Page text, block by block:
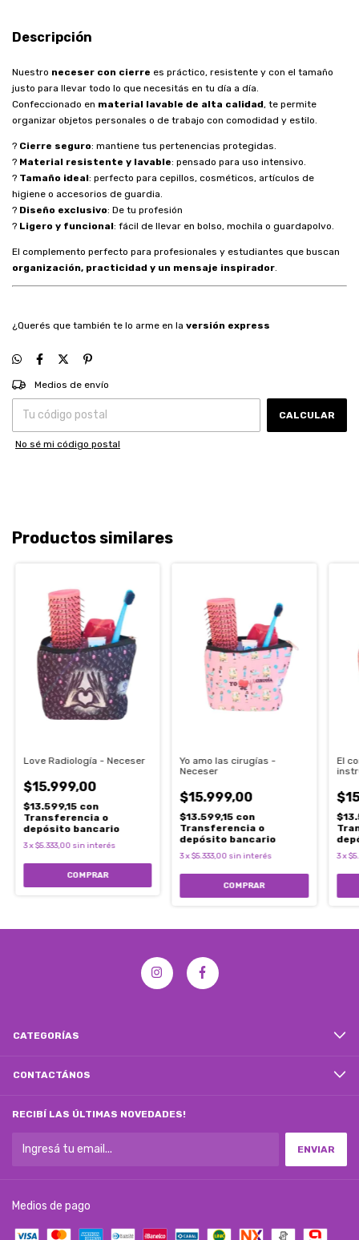
Descripción
Nuestro neceser con cierre es práctico, resistente y con el tamaño
justo para llevar todo lo que necesitás en tu día a día.
Confeccionado en material lavable de alta calidad, te permite
organizar objetos personales o de trabajo con comodidad y estilo.
? Cierre seguro: mantiene tus pertenencias protegidas.
? Material resistente y lavable: pensado para uso intensivo.
? Tamaño ideal: perfecto para cepillos, cosméticos, artículos de
higiene o accesorios de guardia.
? Diseño exclusivo: De tu profesión
? Ligero y funcional: fácil de llevar en bolso, mochila o guardapolvo.
El complemento perfecto para profesionales y estudiantes que buscan
organización, practicidad y un mensaje inspirador.
¿Querés que también te lo arme en la versión express
Entregas para el CP:
Medios de envío
CALCULAR
No sé mi código postal
Productos similares
Love Radiología - Neceser
$15.999,00
$13.599,15 con
Transferencia o
depósito bancario
3x$5.333,00 sin interés
Yo amo las cirugías -
Neceser
$15.999,00
$13.599,15 con
Transferencia o
depósito bancario
3x$5.333,00 sin interés
El
3x
CATEGORÍAS
CONTACTÁNOS
RECIBÍ LAS ÚLTIMAS NOVEDADES!
Medios de pago